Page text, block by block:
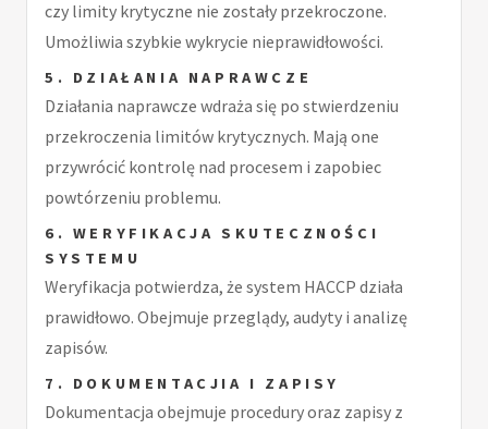
czy limity krytyczne nie zostały przekroczone.
Umożliwia szybkie wykrycie nieprawidłowości.
5. DZIAŁANIA NAPRAWCZE
Działania naprawcze wdraża się po stwierdzeniu
przekroczenia limitów krytycznych. Mają one
przywrócić kontrolę nad procesem i zapobiec
powtórzeniu problemu.
6. WERYFIKACJA SKUTECZNOŚCI
SYSTEMU
Weryfikacja potwierdza, że system HACCP działa
prawidłowo. Obejmuje przeglądy, audyty i analizę
zapisów.
7. DOKUMENTACJIA I ZAPISY
Dokumentacja obejmuje procedury oraz zapisy z